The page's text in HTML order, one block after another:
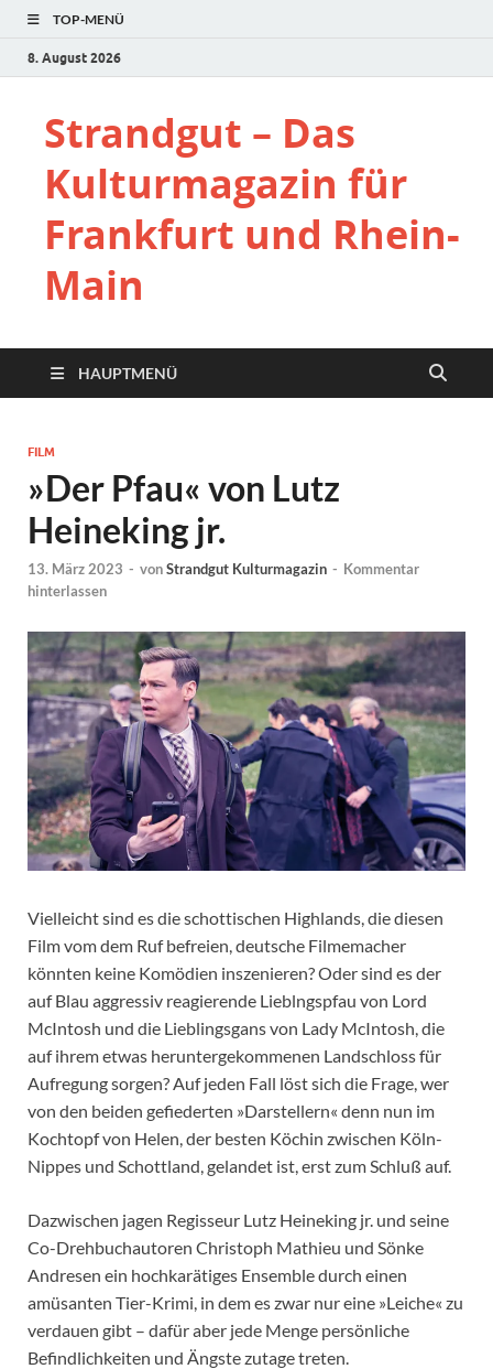
TOP-MENÜ
8. August 2026
Strandgut – Das
Kulturmagazin für
Frankfurt und Rhein-
Main
HAUPTMENÜ
FILM
»Der Pfau« von Lutz
Heineking jr.
13. März 2023 - vonStrandgut Kulturmagazin - Kommentar
hinterlassen
Vielleicht sind es die schottischen Highlands, die diesen
Film vom dem Ruf befreien, deutsche Filmemacher
könnten keine Komödien inszenieren? Oder sind es der
auf Blau aggressiv reagierende Lieblngspfau von Lord
McIntosh und die Lieblingsgans von Lady McIntosh, die
auf ihrem etwas heruntergekommenen Landschloss für
Aufregung sorgen? Auf jeden Fall löst sich die Frage, wer
von den beiden gefiederten »Darstellern« denn nun im
Kochtopf von Helen, der besten Köchin zwischen Köln-
Nippes und Schottland, gelandet ist, erst zum Schluß auf.
Dazwischen jagen Regisseur Lutz Heineking jr. und seine
Co-Drehbuchautoren Christoph Mathieu und Sönke
Andresen ein hochkarätiges Ensemble durch einen
amüsanten Tier-Krimi, in dem es zwar nur eine »Leiche« zu
verdauen gibt – dafür aber jede Menge persönliche
Befindlichkeiten und Ängste zutage treten.